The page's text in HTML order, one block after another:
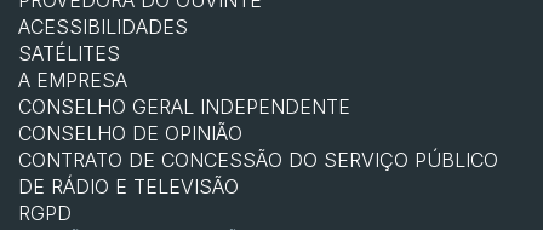
ACESSIBILIDADES
SATÉLITES
A EMPRESA
CONSELHO GERAL INDEPENDENTE
CONSELHO DE OPINIÃO
CONTRATO DE CONCESSÃO DO SERVIÇO PÚBLICO
DE RÁDIO E TELEVISÃO
RGPD